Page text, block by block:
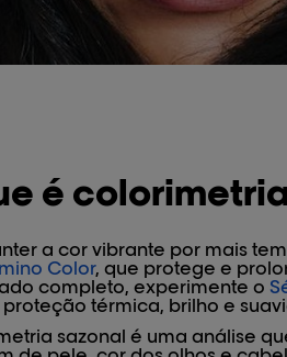
é
a cor vibrante por mais
Color, que protege e
completo, experimente o
térmica, brilho e
sazonal é uma análise